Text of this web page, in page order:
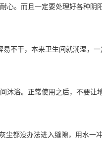
心。而且一定要处理好各种阴
不干，本来卫生间就潮湿，
沐浴。正常使用之后，不要让
尘都没办法进入缝隙，用水一